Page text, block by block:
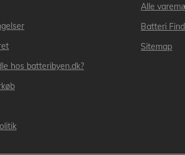
hos batteribyen.dk?
Alle
Batteri
Sitemap